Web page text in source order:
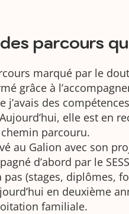
parcours
marqué par le
grâce à
j’avais des
elle est en
parcouru.
au Galion avec son
d’abord par le
pas (stages, diplômes,
en deuxième
familiale.